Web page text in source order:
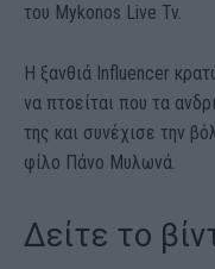
του Mykonos Live Tv.
Η ξανθιά Influencer
να πτοείται που τα
της και συνέχισε την
φίλο Πάνο Μυλωνά.
Δείτε το